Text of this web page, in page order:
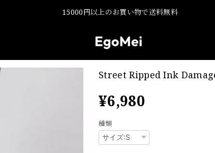
15000円以上のお買い物で送料無料
Street Ripped Ink
¥6,980
種類